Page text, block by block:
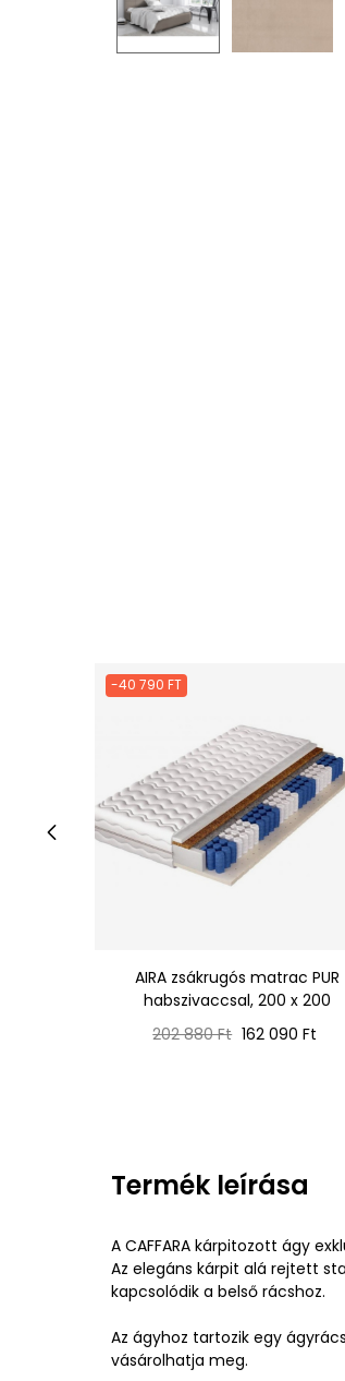
-40 790 FT
AIRA zsákrugós matrac PUR
habszivaccsal, 200 x 200
Normál
202 880 Ft Ár
162 090 Ft
Termék leírása
A CAFFARA kárpitozott ágy
Az elegáns kárpit alá rejtett
kapcsolódik a belső rácshoz.
Az ágyhoz tartozik egy
vásárolhatja meg.